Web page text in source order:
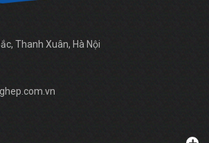
Thanh Xuân, Hà Nội